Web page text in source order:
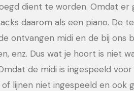
dient te worden. Omdat er
daarom als een piano. De
ontvangen midi en de bij ons
enz. Dus wat je hoort is niet
de midi is ingespeeld
lijnen niet ingespeeld en ook